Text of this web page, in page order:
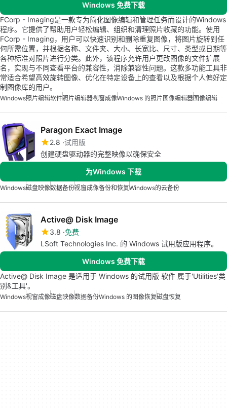
Windows 免费下载
FCorp - Imaging是一款专为简化图像编辑和管理任务而设计的Windows
程序。它提供了帮助用户轻松编辑、组织和清理照片收藏的功能。使用
FCorp - Imaging，用户可以快速识别和删除重复图像，将图片旋转到任
何所需位置，并根据名称、文件夹、大小、长宽比、尺寸、类型或日期等
各种标准对照片进行分类。此外，该程序允许用户更改图像的文件扩展
名，实现与不同查看平台的兼容性，消除兼容性问题。这款多功能工具非
常适合希望高效旋转图像、优化在特定设备上的查看以及根据个人偏好定
制图像库的用户。
Windows照片编辑软件照片编辑器视窗成像Windows 的照片图像编辑器图像编辑
Paragon Exact Image
2.8 试用版
创建硬盘驱动器的完整映像以确保安全
为Windows 下载
Windows磁盘映像数据备份视窗成像备份和恢复Windows的云备份
Active@ Disk Image
3.8 免费
LSoft Technologies Inc. 的 Windows 试用版应用程序。
Windows 免费下载
Active@ Disk Image 是适用于 Windows 的试用版 软件 属于'Utilities'类
别&工具'。
Windows视窗成像磁盘映像数据备份Windows 的图像恢复磁盘恢复